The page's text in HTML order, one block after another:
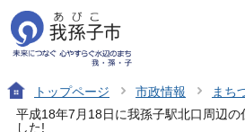
トップページ 市政情報 まち
平成18年7月18日に我孫子駅北口周辺の
した!